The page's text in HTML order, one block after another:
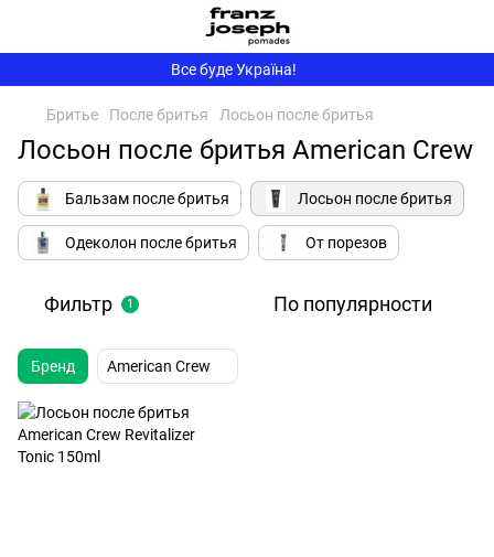
Все буде Україна!
Бритье После бритья Лосьон после бритья
Лосьон после бритья American Crew
Бальзам после бритья Лосьон после бритья
Одеколон после бритья От порезов
Фильтр 1 По популярности
Бренд American Crew